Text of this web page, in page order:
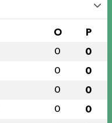
O P
0 0
0 0
0 0
0 0